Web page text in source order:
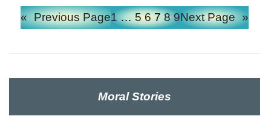
« Previous Page1 … 5 6 7 8 9Next Page »
Moral Stories